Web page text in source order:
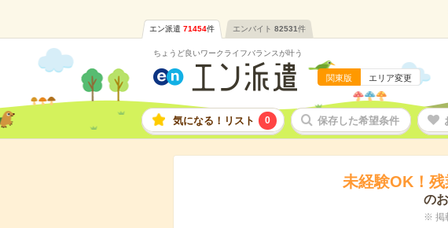
エン派遣 71454件 エンバイト 82531件
ちょうど良いワークライフバランスが叶う
関東版 エリア変更
気になる！リスト 0 保存した希望条件
未経験OK！
の
※ 掲